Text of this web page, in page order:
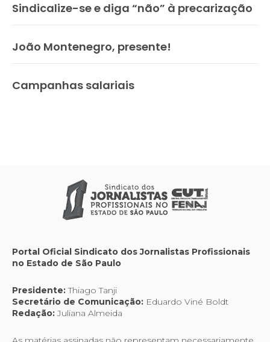
Sindicalize-se e diga “não” à precarização
João Montenegro, presente!
Campanhas salariais
Portal Oficial Sindicato dos Jornalistas Profissionais
no Estado de São Paulo
Presidente:Thiago Tanji
Secretário de Comunicação: Eduardo Viné Boldt
Redação:Juliana Almeida